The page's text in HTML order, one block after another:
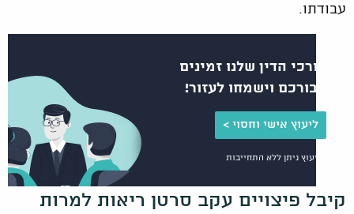
עבודתו.
עורכי הדין שלנו זמינים
עבורכם וישמחו לעזור!
ליעוץ אישי וחסוי >
הייעוץ ניתן ללא התחייבות
קיבל פיצויים עקב סרטן ריאות למרות